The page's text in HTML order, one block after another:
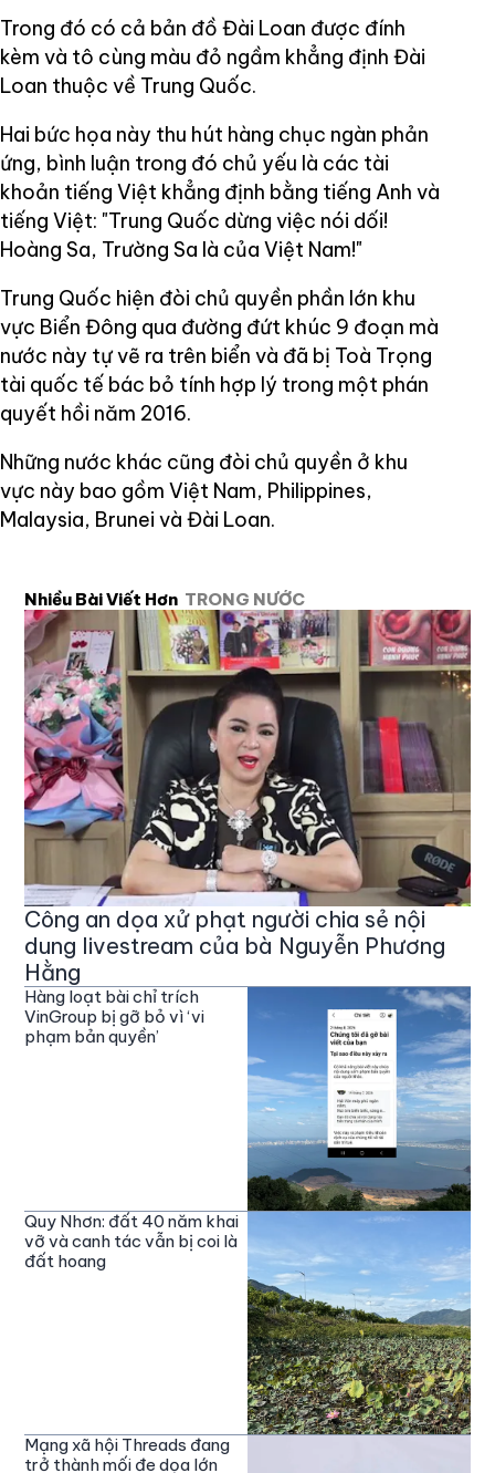
Trong đó có cả bản đồ Đài Loan được đính
kèm và tô cùng màu đỏ ngầm khẳng định Đài
Loan thuộc về Trung Quốc.
Hai bức họa này thu hút hàng chục ngàn phản
ứng, bình luận trong đó chủ yếu là các tài
khoản tiếng Việt khẳng định bằng tiếng Anh và
tiếng Việt: "Trung Quốc dừng việc nói dối!
Hoàng Sa, Trường Sa là của Việt Nam!"
Trung Quốc hiện đòi chủ quyền phần lớn khu
vực Biển Đông qua đường đứt khúc 9 đoạn mà
nước này tự vẽ ra trên biển và đã bị Toà Trọng
tài quốc tế bác bỏ tính hợp lý trong một phán
quyết hồi năm 2016.
Những nước khác cũng đòi chủ quyền ở khu
vực này bao gồm Việt Nam, Philippines,
Malaysia, Brunei và Đài Loan.
Nhiều Bài Viết Hơn TRONG NƯỚC
Công an dọa xử phạt người chia sẻ nội
dung livestream của bà Nguyễn Phương
Hằng
Hàng loạt bài chỉ trích
VinGroup bị gỡ bỏ vì ‘vi
phạm bản quyền’
Quy Nhơn: đất 40 năm khai
vỡ và canh tác vẫn bị coi là
đất hoang
Mạng xã hội Threads đang
trở thành mối đe dọa lớn